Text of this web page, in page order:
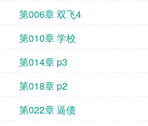
第006章 双飞4
第010章 学校
第014章 p3
第018章 p2
第022章 逼债